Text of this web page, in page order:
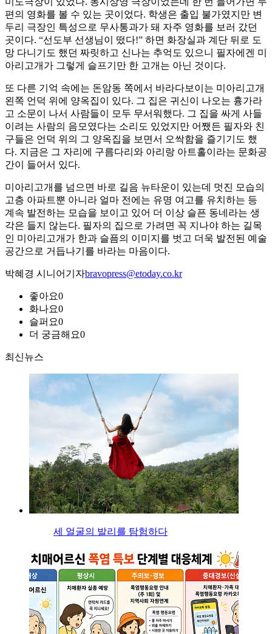
편의 영화를 볼 수 있는 곳이었다. 학생은 출입 불가였지만 변
두리 극장인 특성으로 무사통과가 돼 자주 영화를 보러 갔던
곳이다. “선도부 선생님이 떴다!” 하면 화장실과 계단 뒤로 도
망 다니기도 했던 짜릿하고 신나는 추억도 있으니 필자에겐 미
아리고개가 그렇게 슬프기만 한 고개는 아닌 것이다.
또 다른 기억 속에는 돈암동 쪽에서 바라다보이는 미아리고개
왼쪽 언덕 위에 양옥집이 있다. 그 집은 귀신이 나오는 흉가라
고 소문이 나서 사람들이 모두 무서워했다. 그 집을 싸게 사들
이려는 사람의 음모였다는 소리도 있었지만 어쨌든 필자와 친
구들은 언덕 위의 그 양옥집을 보면서 오싹함을 즐기기도 했
다. 지금은 그 자리에 구름다리와 아리랑 아트홀이라는 문화공
간이 들어서 있다.
미아리고개를 넘으면 바로 길음 뉴타운이 있는데 멋진 모습의
고층 아파트뿐 아니라 얼마 전에는 유명 여고를 유치하는 등
계속 발전하는 모습을 보이고 있어 더 이상 슬픈 동네라는 생
각은 들지 않는다. 필자의 집으로 가려면 꼭 지나야 하는 길목
인 미아리고개가 한과 슬픔의 이미지를 벗고 더욱 발전된 예술
공간으로 거듭나기를 바라는 마음이다.
박혜경 시니어기자bravopress@etoday.co.kr
좋아요0
화나요0
슬퍼요0
더 궁금해요0
최신뉴스
세 얼굴의 발리를 탐험하다